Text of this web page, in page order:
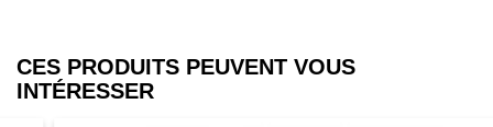
CES PRODUITS PEUVENT VOUS
INTÉRESSER